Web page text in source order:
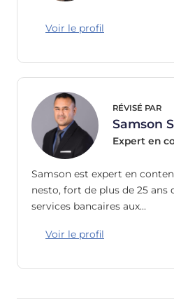
Voir le profil
RÉVISÉ PAR
Samson
Expert en
Samson est expert en
nesto, fort de plus de 25 ans
services bancaires aux…
Voir le profil